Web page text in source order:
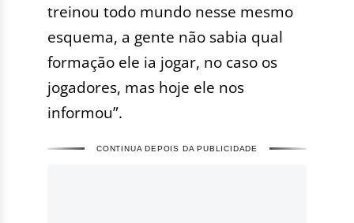
treinou todo mundo nesse mesmo
esquema, a gente não sabia qual
formação ele ia jogar, no caso os
jogadores, mas hoje ele nos
informou”.
CONTINUA DEPOIS DA PUBLICIDADE